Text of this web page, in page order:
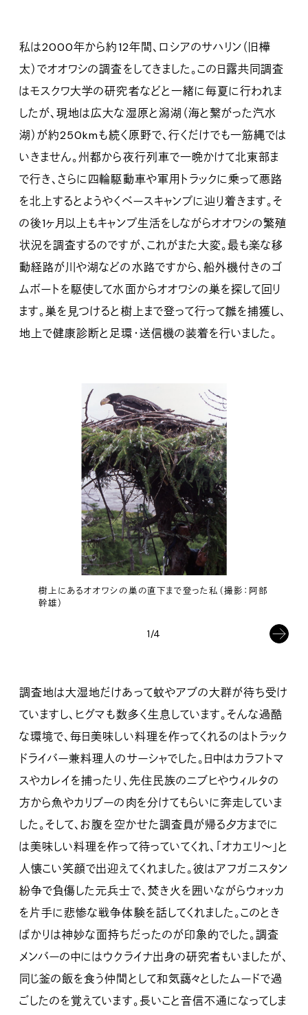
私は2000年から約12年間、ロシアのサハリン（旧樺
太）でオオワシの調査をしてきました。この日露共同調査
はモスクワ大学の研究者などと一緒に毎夏に行われま
したが、現地は広大な湿原と潟湖（海と繋がった汽水
湖）が約250kmも続く原野で、行くだけでも一筋縄では
いきません。州都から夜行列車で一晩かけて北東部ま
で行き、さらに四輪駆動車や軍用トラックに乗って悪路
を北上するとようやくベースキャンプに辿り着きます。そ
の後1ヶ月以上もキャンプ生活をしながらオオワシの繁殖
状況を調査するのですが、これがまた大変。最も楽な移
動経路が川や湖などの水路ですから、船外機付きのゴ
ムボートを駆使して水面からオオワシの巣を探して回り
ます。巣を見つけると樹上まで登って行って雛を捕獲し、
地上で健康診断と足環・送信機の装着を行いました。
樹上にあるオオワシの巣の直下まで登った私（撮影：阿部
幹雄）
1/4
調査地は大湿地だけあって蚊やアブの大群が待ち受け
ていますし、ヒグマも数多く生息しています。そんな過酷
な環境で、毎日美味しい料理を作ってくれるのはトラック
ドライバー兼料理人のサーシャでした。日中はカラフトマ
スやカレイを捕ったり、先住民族のニブヒやウィルタの
方から魚やカリブーの肉を分けてもらいに奔走していま
した。そして、お腹を空かせた調査員が帰る夕方までに
は美味しい料理を作って待っていてくれ、「オカエリ～」と
人懐こい笑顔で出迎えてくれました。彼はアフガニスタン
紛争で負傷した元兵士で、焚き火を囲いながらウォッカ
を片手に悲惨な戦争体験を話してくれました。このとき
ばかりは神妙な面持ちだったのが印象的でした。調査
メンバーの中にはウクライナ出身の研究者もいましたが、
同じ釜の飯を食う仲間として和気藹々としたムードで過
ごしたのを覚えています。長いこと音信不通になってしま